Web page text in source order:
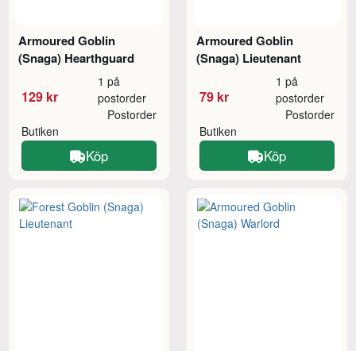
Armoured Goblin
(Snaga) Hearthguard
129 kr
1 på
postorder
Butiken
Postorder
Köp
Armoured Goblin
(Snaga) Lieutenant
79 kr
1 på
postorder
Butiken
Postorder
Köp